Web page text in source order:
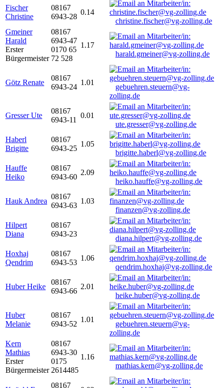
Fischer
Christine
08167
6943-28
0.14
christine.fischer@vg-zolling.de
Gmeiner
Harald
Erster
Bürgermeister
08167
6943-47
0170 65
72 528
1.17
harald.gmeiner@vg-zolling.de
Götz Renate
08167
6943-24
1.01
gebuehren.steuern@vg-
zolling.de
Gresser Ute
08167
6943-11
0.01
ute.gresser@vg-zolling.de
Haberl
Brigitte
08167
6943-25
1.05
brigitte.haberl@vg-zolling.de
Hauffe
Heiko
08167
6943-60
2.09
heiko.hauffe@vg-zolling.de
Hauk Andrea
08167
6943-63
1.03
finanzen@vg-zolling.de
Hilpert
Diana
08167
6943-23
diana.hilpert@vg-zolling.de
Hoxhaj
Qendrim
08167
6943-53
1.06
qendrim.hoxhaj@vg-zolling.de
Huber Heike
08167
6943-66
2.01
heike.huber@vg-zolling.de
Huber
Melanie
08167
6943-52
1.01
gebuehren.steuern@vg-
zolling.de
Kern
Mathias
Erster
Bürgermeister
08167
6943-30
0175
2614485
1.16
mathias.kern@vg-zolling.de
08167